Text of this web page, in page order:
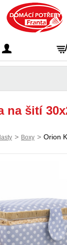
Franta - Příbram
na šití
> Boxy > Orion